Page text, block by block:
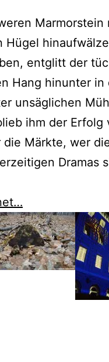
Marmorstein
entglitt der
Hang hinunter in
unsäglichen
ihm der Erfolg
Märkte, wer
Dramas